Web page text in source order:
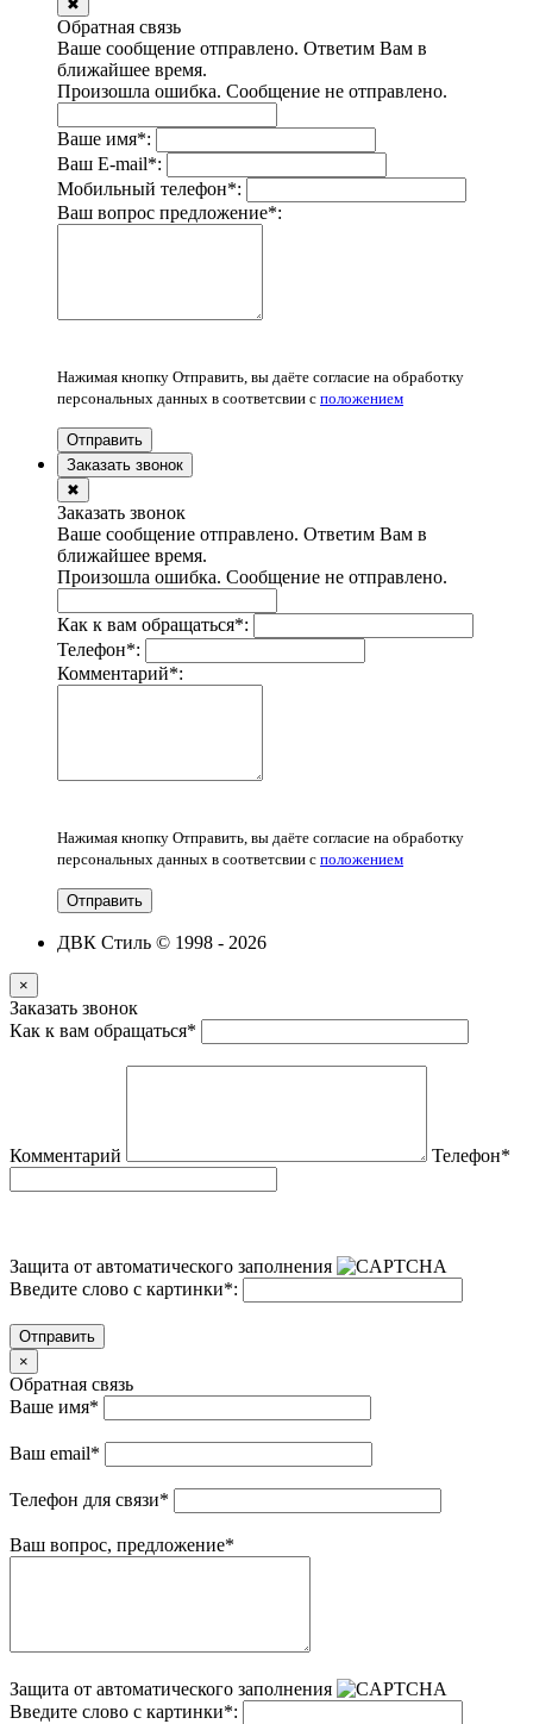
✖
Обратная связь
Ваше сообщение отправлено. Ответим Вам в
ближайшее время.
Произошла ошибка. Сообщение не отправлено.
Ваше имя*:
Ваш E-mail*:
Мобильный телефон*:
Ваш вопрос предложение*:
Нажимая кнопку Отправить, вы даёте согласие на обработку
персональных данных в соответсвии с положением
Отправить
Заказать звонок
✖
Заказать звонок
Ваше сообщение отправлено. Ответим Вам в
ближайшее время.
Произошла ошибка. Сообщение не отправлено.
Как к вам обращаться*:
Телефон*:
Комментарий*:
Нажимая кнопку Отправить, вы даёте согласие на обработку
персональных данных в соответсвии с положением
Отправить
ДВК Стиль © 1998 - 2026
×
Заказать звонок
Как к вам обращаться*
Комментарий Телефон*
Защита от автоматического заполнения
Введите слово с картинки*:
Отправить
×
Обратная связь
Ваше имя*
Ваш email*
Телефон для связи*
Ваш вопрос, предложение*
Защита от автоматического заполнения
Введите слово с картинки*: